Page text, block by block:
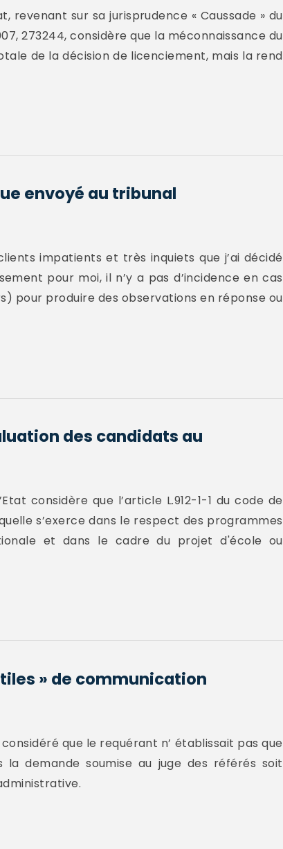
revenant sur sa jurisprudence « Caussade » du
273244, considère que la méconnaissance du
de la décision de licenciement, mais la rend
envoyé au tribunal
impatients et très inquiets que j’ai décidé
pour moi, il n’y a pas d’incidence en cas
pour produire des observations en réponse ou
des candidats au
considère que l’article L.912-1-1 du code de
s’exerce dans le respect des programmes
et dans le cadre du projet d'école ou
» de communication
que le requérant n’ établissait pas que
demande soumise au juge des référés soit